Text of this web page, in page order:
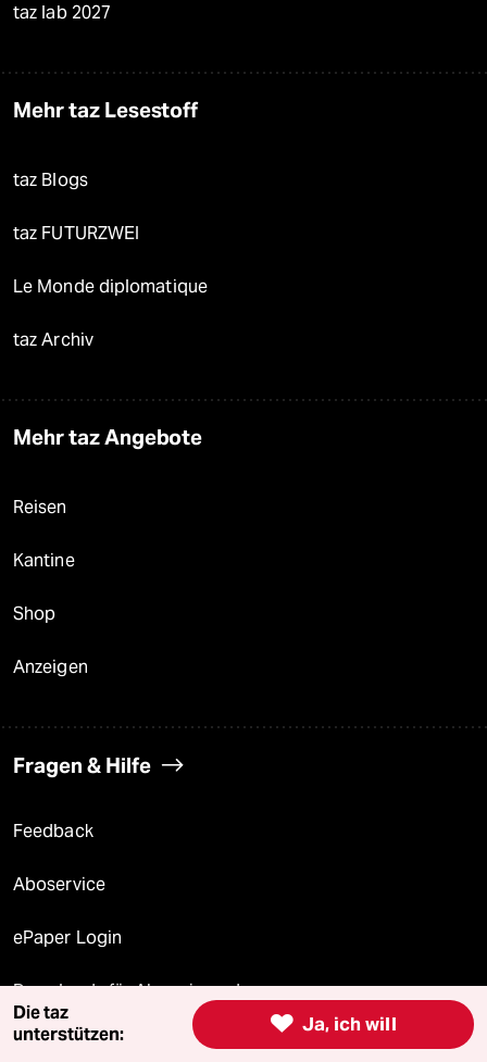
taz lab 2027
Mehr taz Lesestoff
taz Blogs
taz FUTURZWEI
Le Monde diplomatique
taz Archiv
Mehr taz Angebote
Reisen
Kantine
Shop
Anzeigen
Fragen & Hilfe
Feedback
Aboservice
ePaper Login
Downloads für Abonnierende
 Ja, ich will
Die taz
unterstützen: